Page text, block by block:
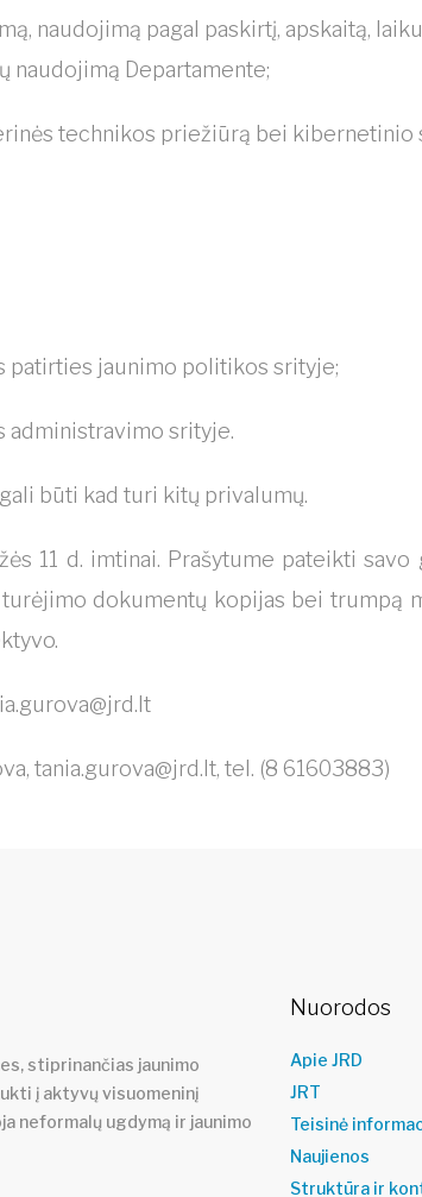
naudojimą pagal paskirtį, apskaitą, laiku
naudojimą Departamente;
technikos priežiūrą bei kibernetinio
patirties jaunimo politikos srityje;
administravimo srityje.
būti kad turi kitų privalumų.
11 d. imtinai. Prašytume pateikti savo
dokumentų kopijas bei trumpą
tania.gurova@jrd.lt, tel. (8 61603883)
stiprinančias jaunimo
į aktyvų visuomeninį
neformalų ugdymą ir jaunimo
Nuorodos
Apie JRD
JRT
Teisinė
Naujienos
Struktūra ir